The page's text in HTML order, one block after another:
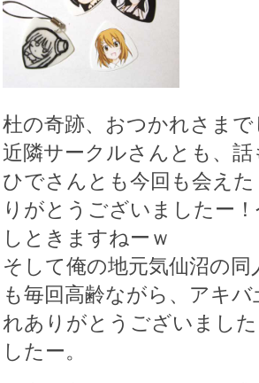
杜の奇跡、おつかれさまで
近隣サークルさんとも、
ひでさんとも今回も会え
りがとうございましたー
しときますねーｗ
そして俺の地元気仙沼の
も毎回高齢ながら、アキ
れありがとうございまし
したー。